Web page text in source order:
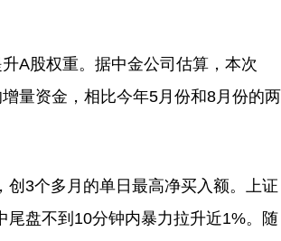
A股权重。据中金公司估算，本次
量资金，相比今年5月份和8月份的两
3个多月的单日最高净买入额。上证
盘不到10分钟内暴力拉升近1%。随